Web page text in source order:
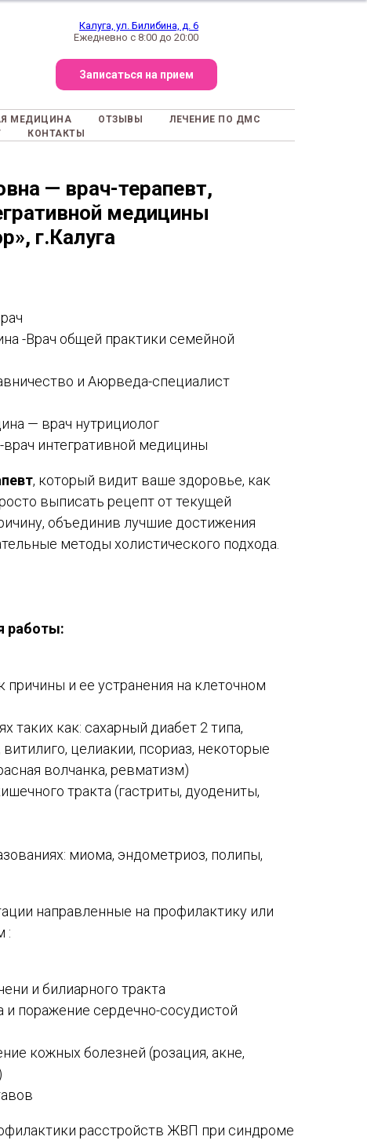
Калуга, ул. Билибина, д. 6
Ежедневно с 8:00 до 20:00
Записаться на прием
МЕДИЦИНА ОТЗЫВЫ
ЛЕЧЕНИЕ ПО ДМС
КОНТАКТЫ
— врач-терапевт,
медицины
г.Калуга
-Врач общей практики семейной
и Аюрведа-специалист
— врач нутрициолог
интегративной медицины
, который видит ваше здоровье, как
выписать рецепт от текущей
объединив лучшие достижения
методы холистического подхода.
работы:
и ее устранения на клеточном
таких как: сахарный диабет 2 типа,
целиакии, псориаз, некоторые
волчанка, ревматизм)
тракта (гастриты, дуодениты,
миома, эндометриоз, полипы,
направленные на профилактику или
:
и билиарного тракта
и поражение сердечно-сосудистой
кожных болезней (розация, акне,
расстройств ЖВП при синдроме